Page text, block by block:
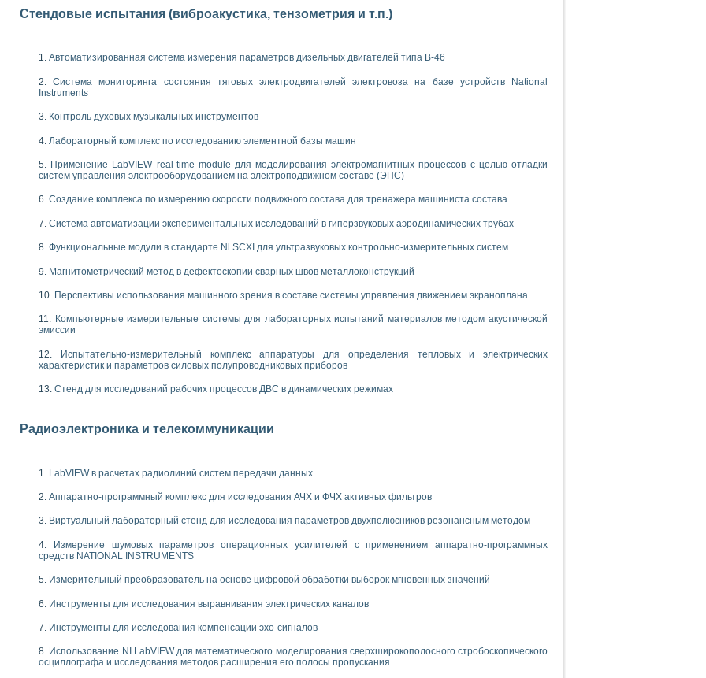
INSTRUMENTS для автоматизации процесса очистки сточных вод в мембранном биореакторе
дифракционные датчики малых перемещений и колебаний
и развития дефектов в растущем монокристалле карбида кремния на основе акустической эмиссии и лазерной интерферометрии
механических свойств материалов в наношкале
процессов получения дисперсных продуктов на основе виртуальных приборов
зрения для контроля образцов
обучающих информационных систем и тренажеров для персонала химических предприятий
путем моделирования технологических процессов пищевых производств с использованием языка программирования LabVIEW
процессом цементирования нефтегазовых скважин
среды специальной барокамеры
INSTRUMENTS при разработке автоматизированного комплекса для исследования средств измерения температуры
исследований на базе LabVIEW
переходных процессов при коротких замыканиях в узлах электрических нагрузок
переходных характеристик асинхронных двигателей при пуске
швов на базе технологий фирмы NATIONAL INSTRUMENTS
стенды
нелинейных резистивных цепей
в процесе изучения специальных дисциплин в технических колледжах
WORKBENCH-MULTISIM для электротехнической подготовки инженеров-неэлектриков
«Цифровые вычислительные устройства и микропроцессоры приборных комплексов» на основе Multisim
теории коммутации
течения в расширяющемся канале
интерфейсов обмена по протоколам RS232 и GPIB / имитатор оконечного устройства по интерфейсу RS232
переходных характеристик асинхронных двигателей при пуске
результатов измерительного экспримента
Стендовые испытания (виброакустика, тензометрия и т.п.)
Автоматизированная система измерения параметров дизельных двигателей типа В-46
Система мониторинга состояния тяговых электродвигателей электровоза на базе устройств National
Instruments
Контроль духовых музыкальных инструментов
Лабораторный комплекс по исследованию элементной базы машин
Применение LabVIEW real-time module для моделирования электромагнитных процессов с целью отладки
систем управления электрооборудованием на электроподвижном составе (ЭПС)
Создание комплекса по измерению скорости подвижного состава для тренажера машиниста состава
Система автоматизации экспериментальных исследований в гиперзвуковых аэродинамических трубах
Функциональные модули в стандарте Nl SCXI для ультразвуковых контрольно-измерительных систем
Магнитометрический метод в дефектоскопии сварных швов металлоконструкций
Перспективы использования машинного зрения в составе системы управления движением экраноплана
Компьютерные измерительные системы для лабораторных испытаний материалов методом акустической
эмиссии
Испытательно-измерительный комплекс аппаратуры для определения тепловых и электрических
характеристик и параметров силовых полупроводниковых приборов
Стенд для исследований рабочих процессов ДВС в динамических режимах
Радиоэлектроника и телекоммуникации
LabVIEW в расчетах радиолиний систем передачи данных
Аппаратно-программный комплекс для исследования АЧХ и ФЧХ активных фильтров
Виртуальный лабораторный стенд для исследования параметров двухполюсников резонансным методом
Измерение шумовых параметров операционных усилителей с применением аппаратно-программных
средств NATIONAL INSTRUMENTS
Измерительный преобразователь на основе цифровой обработки выборок мгновенных значений
Инструменты для исследования выравнивания электрических каналов
Инструменты для исследования компенсации эхо-сигналов
Использование NI LabVIEW для математического моделирования сверхширокополосного стробоскопического
осциллографа и исследования методов расширения его полосы пропускания